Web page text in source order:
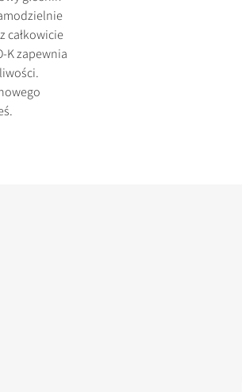
całkowicie
K zapewnia